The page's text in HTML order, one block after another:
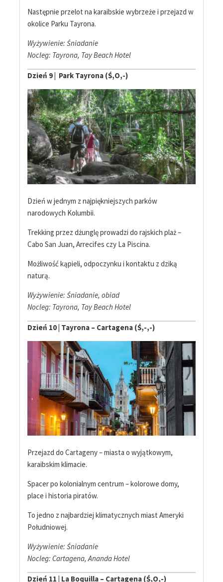
Następnie przelot na karaibskie wybrzeże i przejazd w
okolice Parku Tayrona.
Wyżywienie: Śniadanie
Nocleg: Tayrona, Tay Beach Hotel
Dzień 9 | Park Tayrona (Ś,O,-)
Dzień w jednym z najpiękniejszych parków
narodowych Kolumbii.
Trekking przez dżunglę prowadzi do rajskich plaż –
Cabo San Juan, Arrecifes czy La Piscina.
Możliwość kąpieli, odpoczynku i kontaktu z dziką
naturą.
Wyżywienie: Śniadanie, obiad
Nocleg: Tayrona, Tay Beach Hotel
Dzień 10 | Tayrona – Cartagena (Ś,-,-)
Przejazd do Cartageny – miasta o wyjątkowym,
karaibskim klimacie.
Spacer po kolonialnym centrum – kolorowe domy,
place i historia piratów.
To jedno z najbardziej klimatycznych miast Ameryki
Południowej.
Wyżywienie: Śniadanie
Nocleg: Cartagena, Ananda Hotel
Dzień 11 | La Boquilla – Cartagena (Ś,O,-)